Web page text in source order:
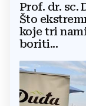
Prof. dr. sc.
Što
koje tri
boriti...